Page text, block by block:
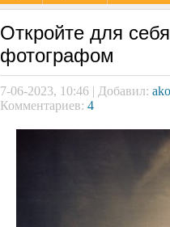
Откройте для
фотографом
7-06-2023, 10:46 | Добавил:
Комментариев: 4